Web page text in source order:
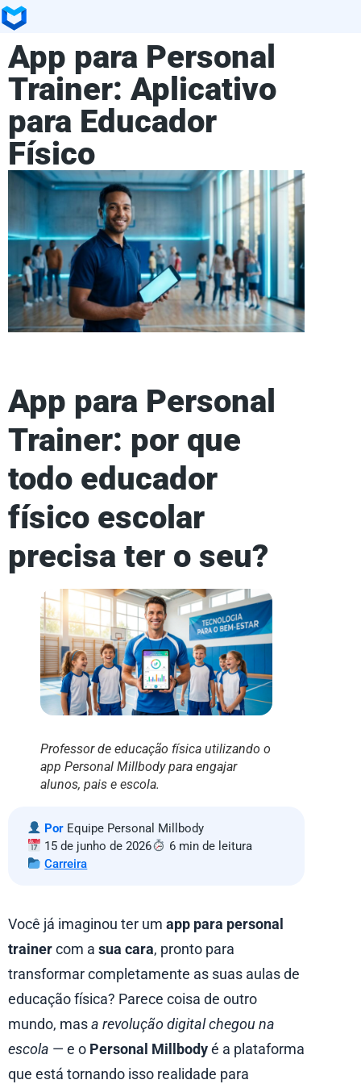
App para Personal
Trainer: Aplicativo
para Educador
Físico
App para Personal
Trainer: por que
todo educador
físico escolar
precisa ter o seu?
Professor de educação física utilizando o
app Personal Millbody para engajar
alunos, pais e escola.
Por Equipe Personal Millbody
15 de junho de 2026
6 min de leitura
Carreira
Você já imaginou ter um app para personal
trainercom a sua cara, pronto para
transformar completamente as suas aulas de
educação física? Parece coisa de outro
mundo, masa revolução digital chegou na
escola — e o Personal Millbodyé a plataforma
que está tornando isso realidade para